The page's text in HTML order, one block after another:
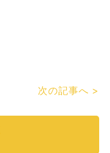
次の記事へ >